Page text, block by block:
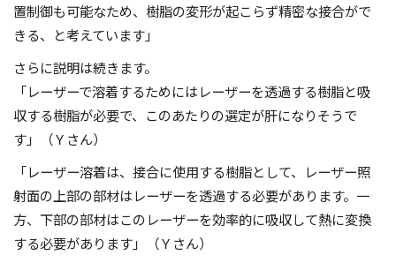
置制御も可能なため、樹脂の変形が起こらず精密な接合がで
きる、と考えています」
さらに説明は続きます。
「レーザーで溶着するためにはレーザーを透過する樹脂と吸
収する樹脂が必要で、このあたりの選定が肝になりそうで
す」（Ｙさん）
「レーザー溶着は、接合に使用する樹脂として、レーザー照
射面の上部の部材はレーザーを透過する必要があります。一
方、下部の部材はこのレーザーを効率的に吸収して熱に変換
する必要があります」（Ｙさん）